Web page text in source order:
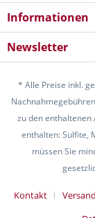
Informationen
Newsletter
* Alle Preise inkl.
zu den enthaltenen
enthalten: Sulfite,
müssen Sie
Kontakt